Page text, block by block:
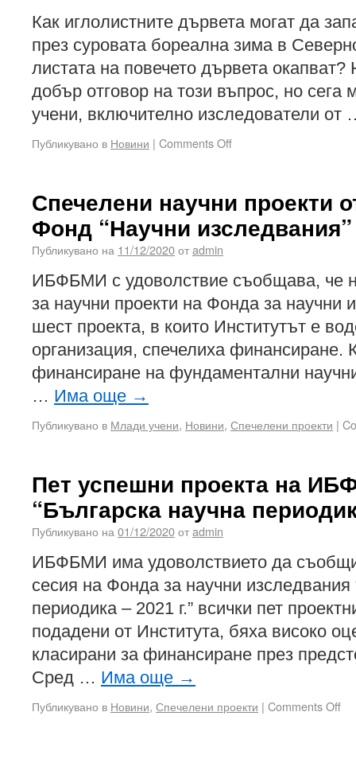
Как иглолистните дървета могат да
през суровата бореална зима в
листата на повечето дървета
добър отговор на този въпрос, но сега
учени, включително изследователи
Публикувано в Новини | Comments Off
Спечелени научни проекти
Фонд “Научни изследвания”
Публикувано на 11/12/2020отadmin
ИБФБМИ с удоволствие съобщава, че
за научни проекти на Фонда за научни
шест проекта, в които Институтът е
организация, спечелиха финансиране.
финансиране на фундаментални
… Има още →
Публикувано в Млади учени, Новини, Спечелени проекти |
Пет успешни проекта на
“Българска научна
Публикувано на 01/12/2020отadmin
ИБФБМИ има удоволствието да
сесия на Фонда за научни изследвания
периодика – 2021 г.” всички пет
подадени от Института, бяха високо
класирани за финансиране през
Сред … Има още →
Публикувано в Новини, Спечелени проекти | Comments Off